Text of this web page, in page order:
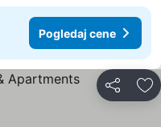
Pogledaj cene
Deli